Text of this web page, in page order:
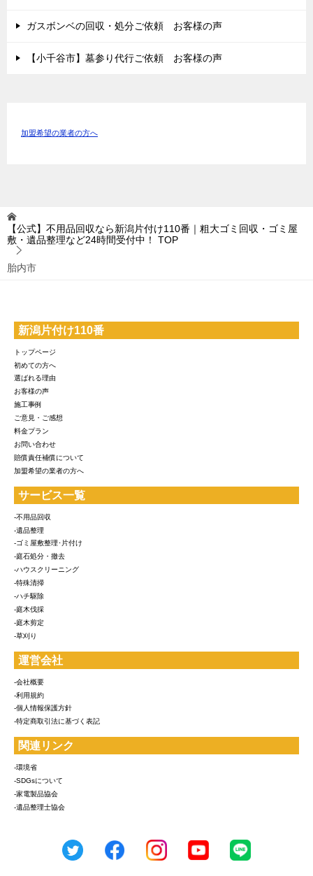
ガスボンベの回収・処分ご依頼 お客様の声
【小千谷市】墓参り代行ご依頼 お客様の声
加盟希望の業者の方へ
【公式】不用品回収なら新潟片付け110番｜粗大ゴミ回収・ゴミ屋
敷・遺品整理など24時間受付中！
TOP
胎内市
新潟片付け110番
トップページ
初めての方へ
選ばれる理由
お客様の声
施工事例
ご意見・ご感想
料金プラン
お問い合わせ
賠償責任補償について
加盟希望の業者の方へ
サービス一覧
-不用品回収
-遺品整理
-ゴミ屋敷整理･片付け
-庭石処分・撤去
-ハウスクリーニング
-特殊清掃
-ハチ駆除
-庭木伐採
-庭木剪定
-草刈り
運営会社
-会社概要
-利用規約
-個人情報保護方針
-特定商取引法に基づく表記
関連リンク
-環境省
-SDGsについて
-家電製品協会
-遺品整理士協会